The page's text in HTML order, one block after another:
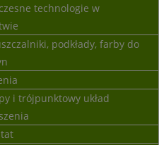
technologie w
podkłady, farby do
i trójpunktowy układ